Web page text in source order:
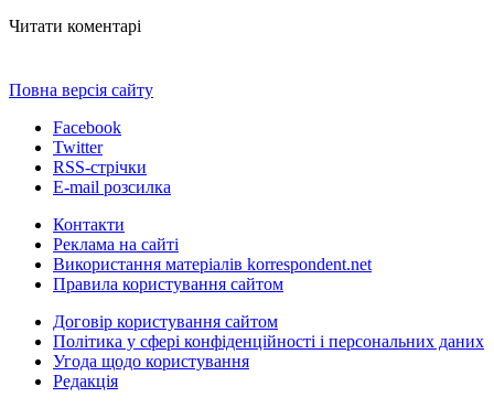
Читати коментарі
Повна версія сайту
Facebook
Twitter
RSS-стрічки
E-mail розсилка
Контакти
Реклама на сайті
Використання матеріалів korrespondent.net
Правила користування сайтом
Договір користування сайтом
Політика у сфері конфіденційності і персональних даних
Угода щодо користування
Редакція